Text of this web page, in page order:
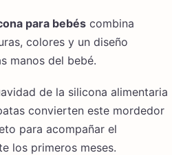
para bebés combina
colores y un diseño
manos del bebé.
de la silicona alimentaria
convierten este mordedor
para acompañar el
los primeros meses.